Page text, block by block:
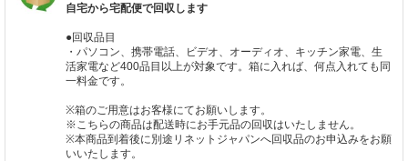
自宅から宅配便で回収します
●回収品目
・パソコン、携帯電話、ビデオ、オーディオ、キッチン家電、生
活家電など400品目以上が対象です。箱に入れば、何点入れても同
一料金です。
※箱のご用意はお客様にてお願いします。
※こちらの商品は配送時にお手元品の回収はいたしません。
※本商品到着後に別途リネットジャパンへ回収品のお申込みをお願
いいたします。